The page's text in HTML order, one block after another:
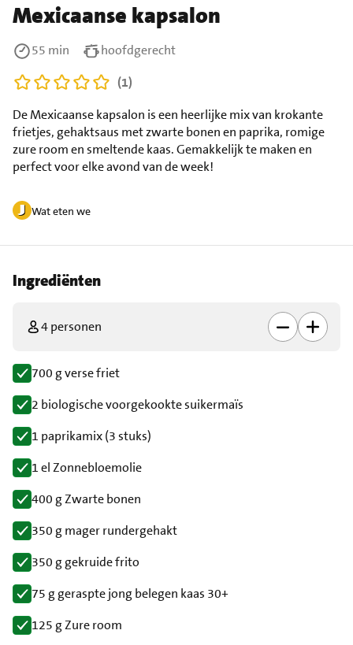
Mexicaanse kapsalon
Wat eten we
De Mexicaanse kapsalon is een heerlijke mix van krokante
frietjes, gehaktsaus met zwarte bonen en paprika, romige
zure room en smeltende kaas. Gemakkelijk te maken en
perfect voor elke avond van de week!
55 min
hoofdgerecht
(1)
Ingrediënten
4 personen
700 g verse friet
2 biologische voorgekookte suikermaïs
1 paprikamix (3 stuks)
1 el Zonnebloemolie
400 g Zwarte bonen
350 g mager rundergehakt
350 g gekruide frito
75 g geraspte jong belegen kaas 30+
125 g Zure room